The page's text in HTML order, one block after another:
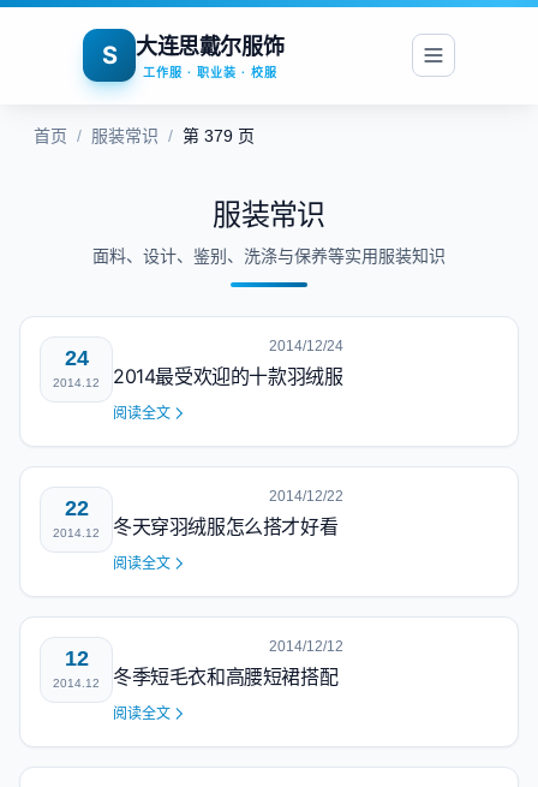
S 大连思戴尔服饰
工作服 · 职业装 · 校服
首页 / 服装常识 / 第 379 页
服装常识
面料、设计、鉴别、洗涤与保养等实用服装知识
24
2014.12
2014/12/24
2014最受欢迎的十款羽绒服
阅读全文
22
2014.12
2014/12/22
冬天穿羽绒服怎么搭才好看
阅读全文
12
2014.12
2014/12/12
冬季短毛衣和高腰短裙搭配
阅读全文